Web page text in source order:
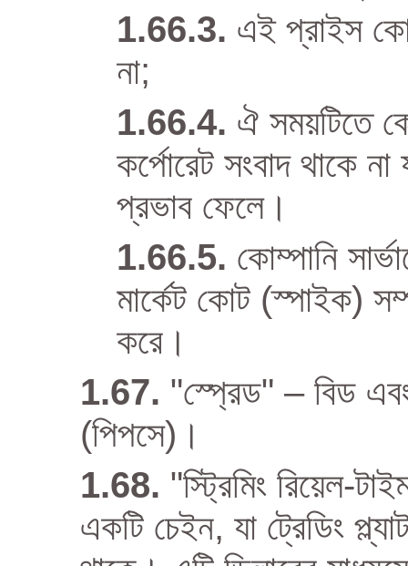
এই প্রাইস
না;
ঐ সময়টিতে
কর্পোরেট সংবাদ থাকে
প্রভাব ফেলে।
কোম্পানি
মার্কেট কোট (স্পাইক)
করে।
"স্প্রেড" – বিড
(পিপসে)।
"স্ট্রিমিং রিয়েল-
একটি চেইন, যা ট্রেডিং